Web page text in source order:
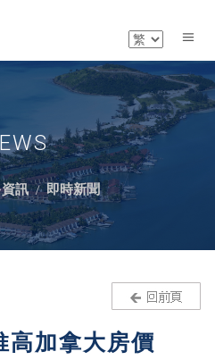
訊 即時新聞
高加拿大房價